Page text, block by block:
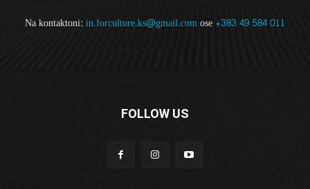
Na kontaktoni: in.forculture.ks@gmail.comose+383 49 584 011
FOLLOW US